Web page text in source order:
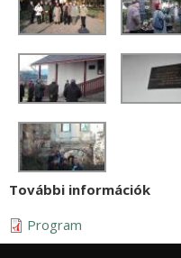
További információk
Program